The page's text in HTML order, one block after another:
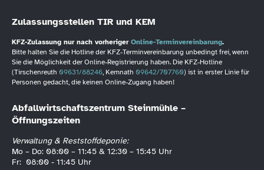
Zulassungsstellen TIR und KEM
KFZ-Zulassung nur nach vorheriger Online-Terminvereinbarung.
Bitte halten Sie die Hotline der KFZ-Terminvereinbarung unbedingt frei, wenn
Sie die Möglichkeit der Online-Registrierung haben. Die KFZ-Hotline
(Tirschenreuth 09631/88246, Kemnath 09642/707760) ist in erster Linie für
Personen gedacht, die keinen Online-Zugang haben!
Abfallwirtschaftszentrum Steinmühle –
Öffnungszeiten
Verwaltung & Reststoffdeponie:
Mo – Do: 08:00 – 11:45 & 12:30 – 15:45 Uhr
Fr: 08:00 - 11:45 Uhr